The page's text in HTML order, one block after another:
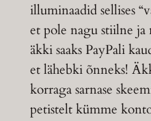
illuminaadid sellises
et pole nagu stiilne
äkki saaks PayPali
et lähebki õnneks!
korraga sarnase
petistelt kümme